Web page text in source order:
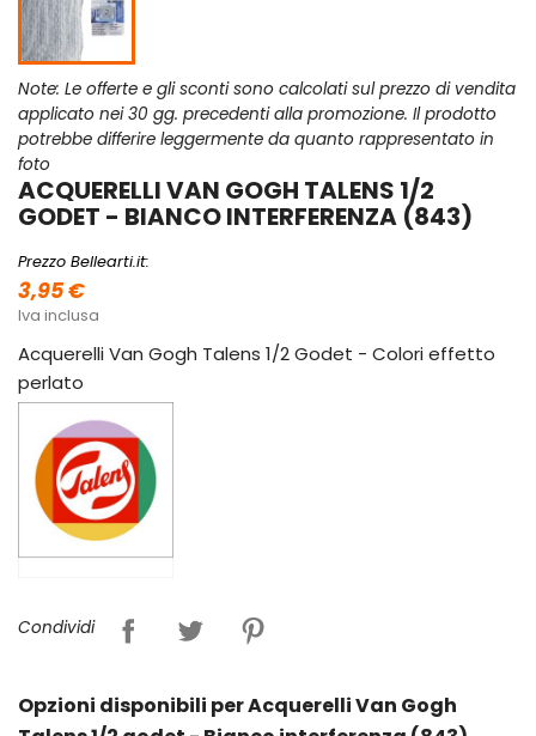
Note: Le offerte e gli sconti sono calcolati sul prezzo di vendita
applicato nei 30 gg. precedenti alla promozione. Il prodotto
potrebbe differire leggermente da quanto rappresentato in
foto
ACQUERELLI VAN GOGH TALENS 1/2
GODET - BIANCO INTERFERENZA (843)
Prezzo Bellearti.it:
3,95 €
Iva inclusa
Acquerelli Van Gogh Talens 1/2 Godet - Colori effetto
perlato
Condividi
Opzioni disponibili per Acquerelli Van Gogh